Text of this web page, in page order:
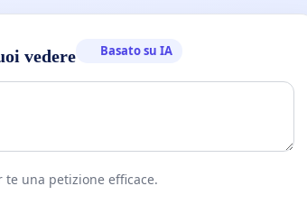
vedere Basato su IA
una petizione efficace.